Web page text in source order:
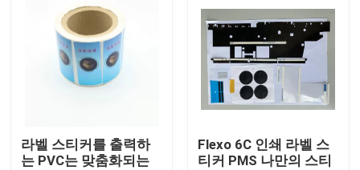
골판지 종이 선물 상자
종이 튜브 포장
풀 컬러 인쇄된 상자
라벨 스티커를 출력하
는 PVC는 맞춤화되는
Flexo 6C 인쇄 라벨 스
티커 PMS 나만의 스티